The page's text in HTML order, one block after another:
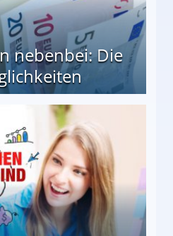
nebenbei: Die